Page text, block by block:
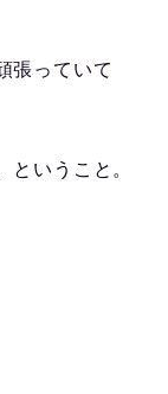
張っていて
ということ。